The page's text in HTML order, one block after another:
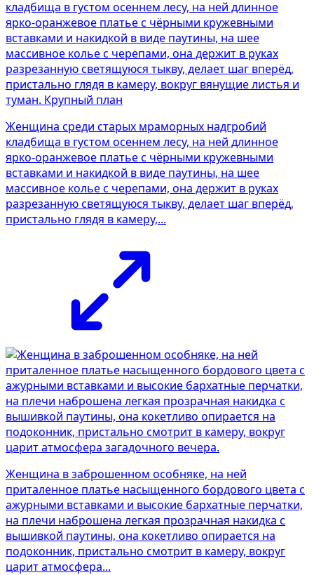
Женщина среди старых мраморных надгробий
кладбища в густом осеннем лесу, на ней длинное
ярко-оранжевое платье с чёрными кружевными
вставками и накидкой в виде паутины, на шее
массивное колье с черепами, она держит в руках
разрезанную светящуюся тыкву, делает шаг вперёд,
пристально глядя в камеру,...
Женщина в заброшенном особняке, на ней
приталенное платье насыщенного бордового цвета с
ажурными вставками и высокие бархатные перчатки,
на плечи наброшена легкая прозрачная накидка с
вышивкой паутины, она кокетливо опирается на
подоконник, пристально смотрит в камеру, вокруг
царит атмосфера...